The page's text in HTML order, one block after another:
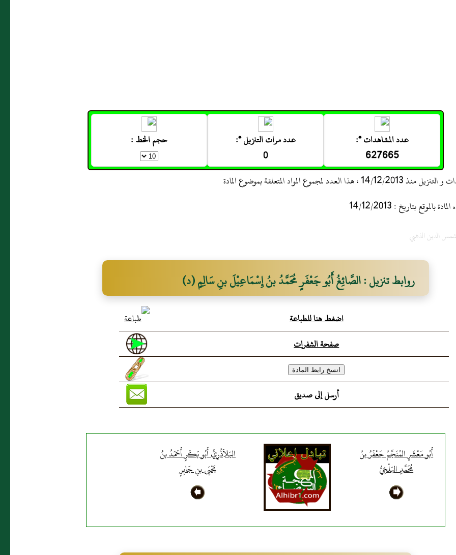
عدد المشاهدات *:
627665
عدد مرات التنزيل *:
0
حجم الخط :
العدد لمجموع المواد المتعلقة بموضوع المادة
بتاريخ : 14/12/2013
الدين الذهبي
روابط تنزيل : الصَّائِغُ أَبُو جَعْفَرٍ مُحَمَّدُ بنُ إِسْمَاعِيْلَ بنِ سَالِمٍ (د)
اضغط هنا للطباعة
صفحة الشفرات
أرسل إلى صديق
أَبُو مَعْشَرٍ المُنَجِّمُ جَعْفَرُ بنُ
مُحَمَّدٍ البَلْخِيُّ
البَلاَذُرِيُّ أَبُو بَكْرٍ أَحْمَدُ بنُ
يَحْيَى بنِ جَابِرٍ